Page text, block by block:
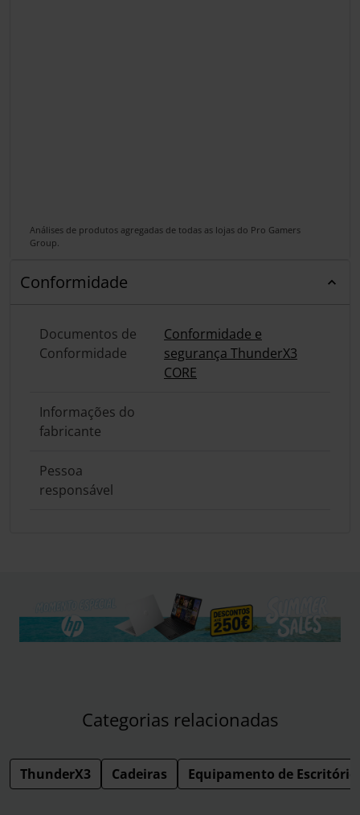
Análises de produtos agregadas de todas as lojas do Pro Gamers
Group.
Conformidade
Documentos de
Conformidade
Conformidade e
segurança ThunderX3
CORE
Informações do
fabricante
Pessoa
responsável
Categorias relacionadas
ThunderX3 Cadeiras Equipamento de Escritório